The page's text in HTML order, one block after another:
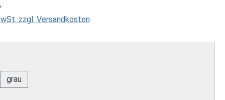
zzgl. Versandkosten
grau